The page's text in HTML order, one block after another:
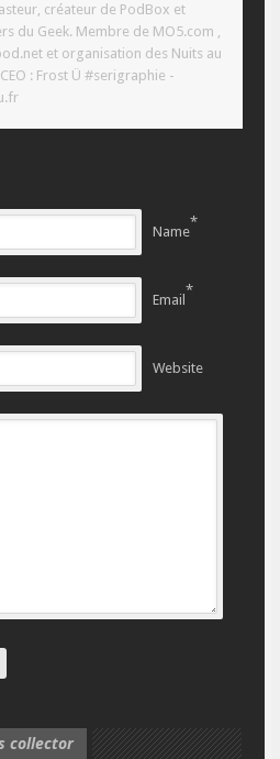
créateur de PodBox et
du Geek. Membre de MO5.com ,
et organisation des Nuits au
: Frost Ü #serigraphie -
Name
*
Email
*
Website
collector